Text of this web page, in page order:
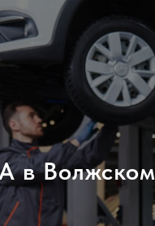
в Волжском